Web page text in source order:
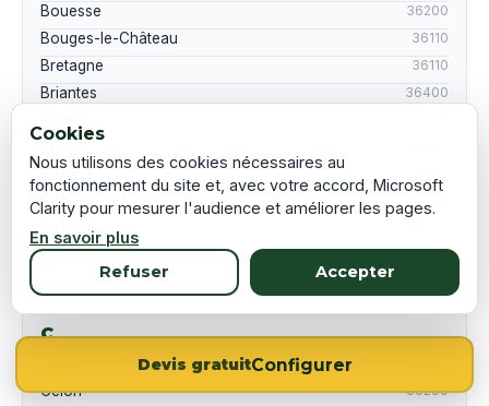
Bouesse 36200
Bouges-le-Château 36110
Bretagne 36110
Briantes 36400
Buxières-d'Aillac
Buzançais
Bélâbre
C
Celon 36200
Devis gratuitConfigurer
Cookies
Nous utilisons des cookies nécessaires au
fonctionnement du site et, avec votre accord, Microsoft
Clarity pour mesurer l'audience et améliorer les pages.
En savoir plus
Refuser Accepter